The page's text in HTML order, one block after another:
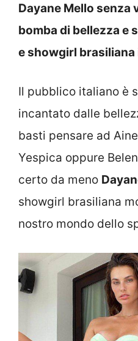
Dayane Mello senza
bomba di bellezza e
e showgirl
Il pubblico italiano è
incantato dalle
basti pensare ad
Yespica oppure
certo da meno
showgirl brasiliana
nostro mondo dello